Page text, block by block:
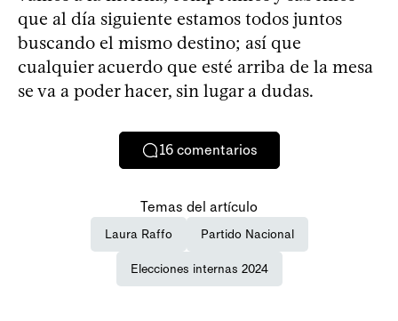
que al día siguiente estamos todos juntos
buscando el mismo destino; así que
cualquier acuerdo que esté arriba de la mesa
se va a poder hacer, sin lugar a dudas.
16 comentarios
Temas del artículo
Laura Raffo Partido Nacional
Elecciones internas 2024